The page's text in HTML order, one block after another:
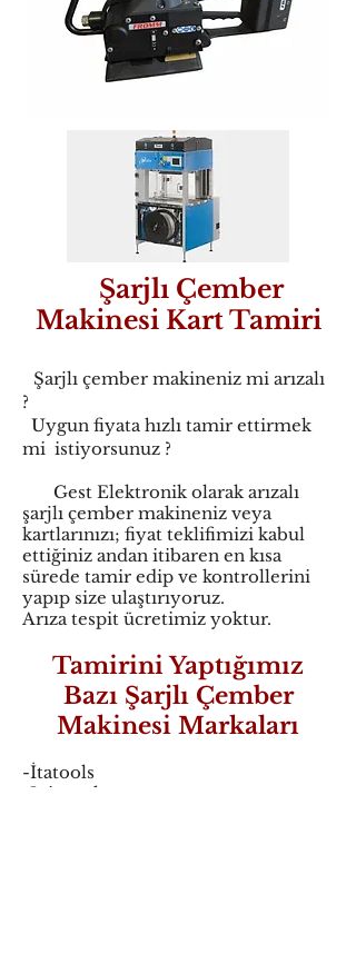
Şarjlı Çember
Makinesi Kart Tamiri
Şarjlı çember makineniz mi arızalı
?
Uygun fiyata hızlı tamir ettirmek
mi istiyorsunuz ?
Gest Elektronik olarak arızalı
şarjlı çember makineniz veya
kartlarınızı; fiyat teklifimizi kabul
ettiğiniz andan itibaren en kısa
sürede tamir edip ve kontrollerini
yapıp size ulaştırıyoruz.
Arıza tespit ücretimiz yoktur.
Tamirini Yaptığımız
Bazı Şarjlı Çember
Makinesi Markaları
-İtatools
-Joinpack